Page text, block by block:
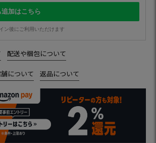
加はこちら
ン後にご利用いただけます
配送や梱包について
について 返品について